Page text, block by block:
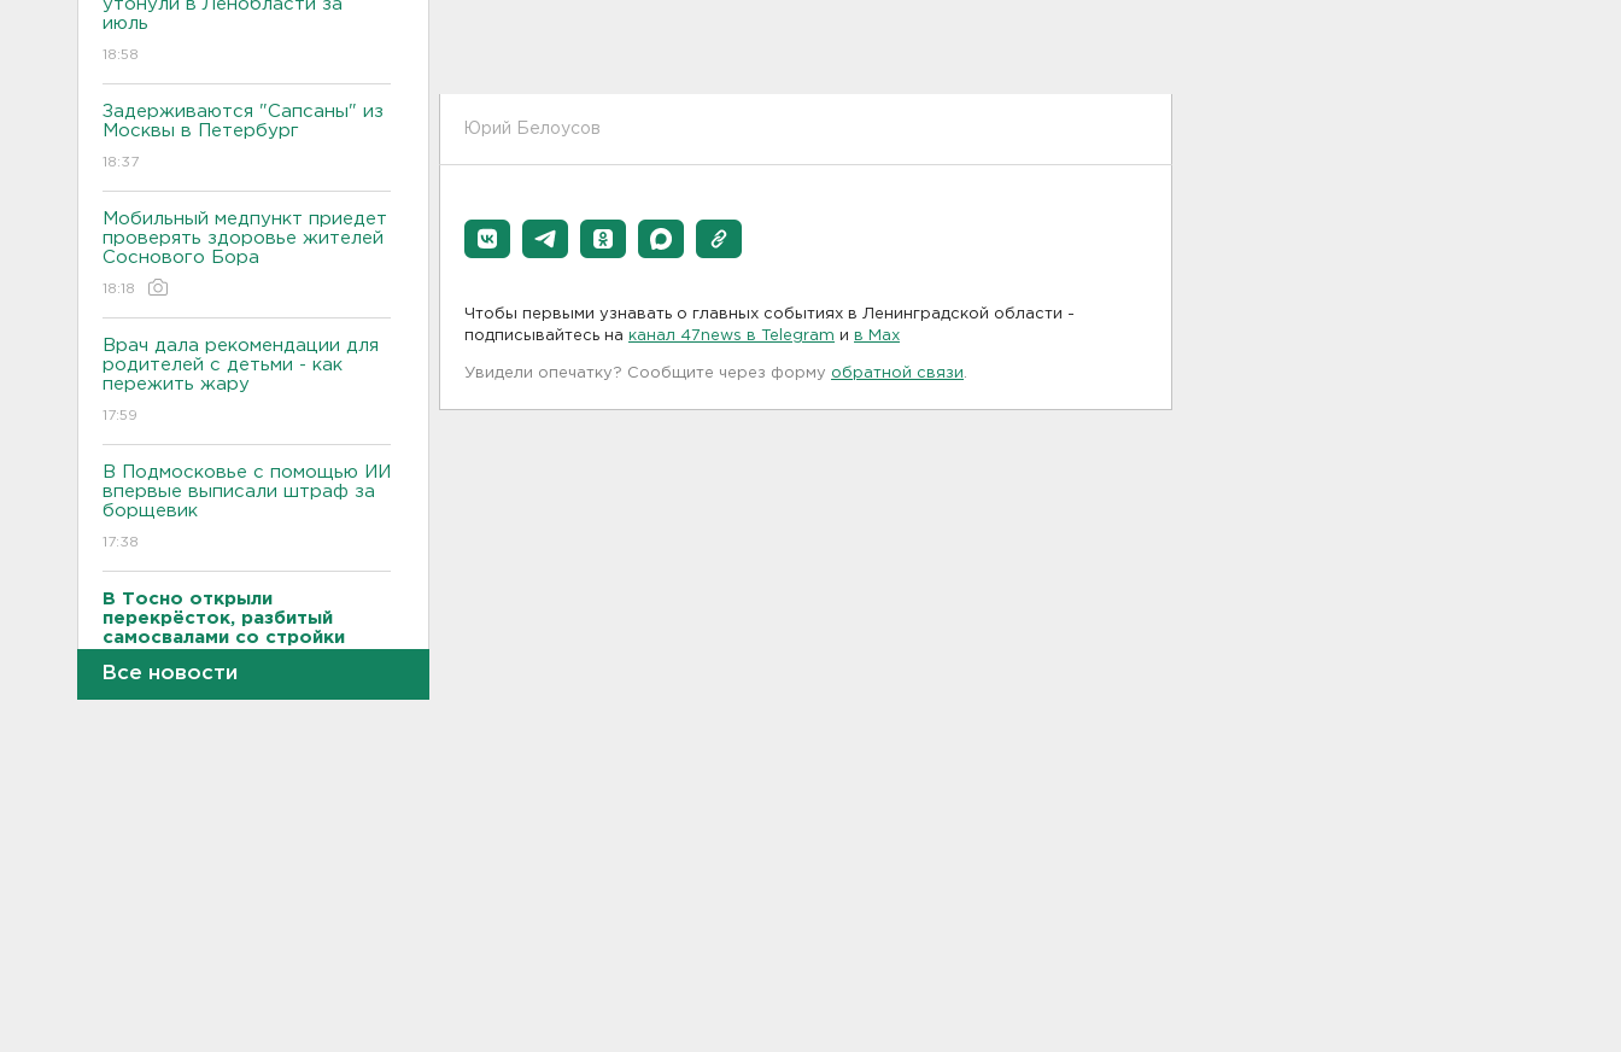
утонули в Ленобласти за
июль
18:58
Задерживаются "Сапсаны" из
Москвы в Петербург
18:37
Мобильный медпункт приедет
проверять здоровье жителей
Соснового Бора
18:18
Врач дала рекомендации для
родителей с детьми - как
пережить жару
17:59
В Подмосковье с помощью ИИ
впервые выписали штраф за
борщевик
17:38
В Тосно открыли
перекрёсток, разбитый
самосвалами со стройки
Все новости
Юрий Белоусов
Чтобы первыми узнавать о главных событиях в Ленинградской области -
подписывайтесь на канал 47news в Telegram и в Maх
Увидели опечатку? Сообщите через форму обратной связи